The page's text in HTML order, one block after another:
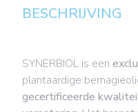
BESCHRIJVING
SYNERBIOL is een
plantaardige
gecertificeerde